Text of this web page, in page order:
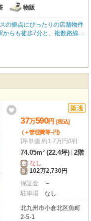
物販
の拠点にぴったりの店舗物件
らも徒歩7分と、複数路線が
店街に面し、幹線道路沿いの
開放感があり、お客様の目を
ケルトン渡しのため、お客
ガス・給排水設備も完備して
物販はもちろん、事務所や美
可能です。築浅で綺麗な物件
飲食店も多く、集客力も期待
覧ください！
37万590円 [税込]
(＋管理費等-円)
[坪単価 約1.7万円/坪]
74.05m² (22.4坪) 2階
敷 なし
礼 102万2,730円
保証金
－
駐車場
なし
北九州市小倉北区魚町
2-5-1